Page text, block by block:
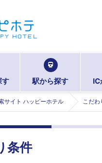
す 駅から探す IC
サイト ハッピーホテル こだわ
条件